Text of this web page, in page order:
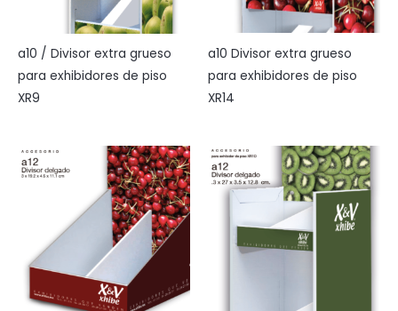
a10 / Divisor extra grueso
para exhibidores de piso
XR9
a10 Divisor extra grueso
para exhibidores de piso
XR14